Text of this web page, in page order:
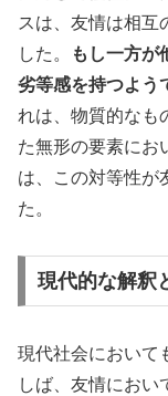
スは、友情は相互
した。
もし一方が
劣等感を持つよう
れは、物質的なも
た無形の要素にお
は、この対等性が
た。
現代的な解釈
現代社会において
しば、友情におい